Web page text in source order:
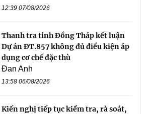
12:39 07/08/2026
Thanh tra tỉnh Đồng Tháp kết luận
Dự án ĐT.857 không đủ điều kiện áp
dụng cơ chế đặc thù
Đan Anh
13:58 06/08/2026
Kiến nghị tiếp tục kiểm tra, rà soát,